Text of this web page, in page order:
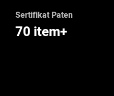
Sertifikat Paten
70 item+